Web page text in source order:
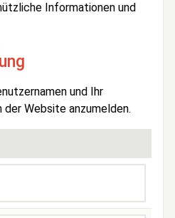
Informationen und
und Ihr
der Website anzumelden.